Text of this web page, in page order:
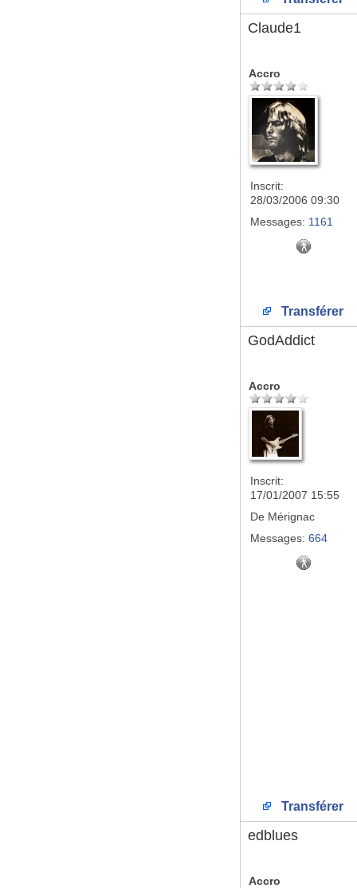
Claude1
Accro
Inscrit:
28/03/2006 09:30
Messages: 1161
Transférer
GodAddict
Accro
Inscrit:
17/01/2007 15:55
De Mérignac
Messages: 664
Transférer
edblues
Accro